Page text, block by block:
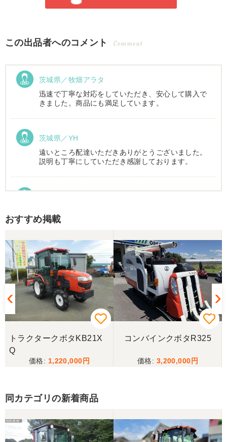
この出品者へのコメント Comment
茨城県／牧畑アラタ
迅速で丁寧な対応をしていただき、安心して購入で
きました。商品にも満足しています。
茨城県／YH
遠いところ配達いただきありがとうございました。
説明も丁寧にしていただき感謝しております。
先週会社に伺い現車の確認をしてからの、スピード
対応に感謝してます。 全ての機具が大型倉庫に整然
いが保管状態で解りました。 今回は良いトラクター
を購入できました。今後の作業の励みになります。
誠実な対応に改めて感謝申し上げます。ありがとう
ございました。
茨城県／鈴木博文
遠路トラクターの配送有難うございました。また希
望している物が入荷しましたら伺いますのでよろし
くお願いいたします。
感謝致しております。引き取った後でしっかりとメ
ーカーのサービス工場でメンテナンスを受けたの
で、これから活躍してくれると思います。チョット
整備費用が嵩んでしまったのは痛手でしたが、中古
農機という事で致し方無いのでしょうか。
おすすめ掲載
トラクタークボタKB21X
Q
1,220,000
コンバインクボタR325
3,200,000
同カテゴリの新着商品